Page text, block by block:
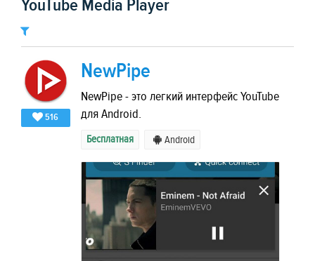
YouTube Media Player
516
NewPipe
NewPipe - это легкий интерфейс YouTube
для Android.
Бесплатная Android